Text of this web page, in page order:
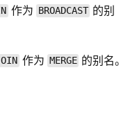
作为 BROADCAST 的别
作为 MERGE 的别名。